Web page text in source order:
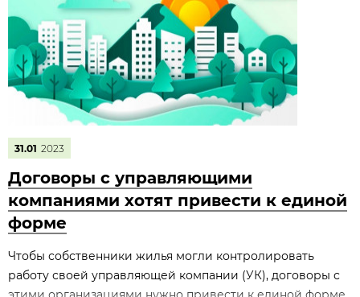
31.01 2023
Договоры с управляющими
компаниями хотят привести к единой
форме
Чтобы собственники жилья могли контролировать
работу своей управляющей компании (УК), договоры с